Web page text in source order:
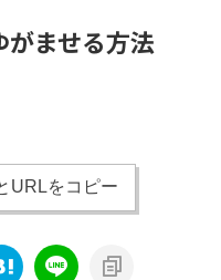
ませる方法
URLをコピー